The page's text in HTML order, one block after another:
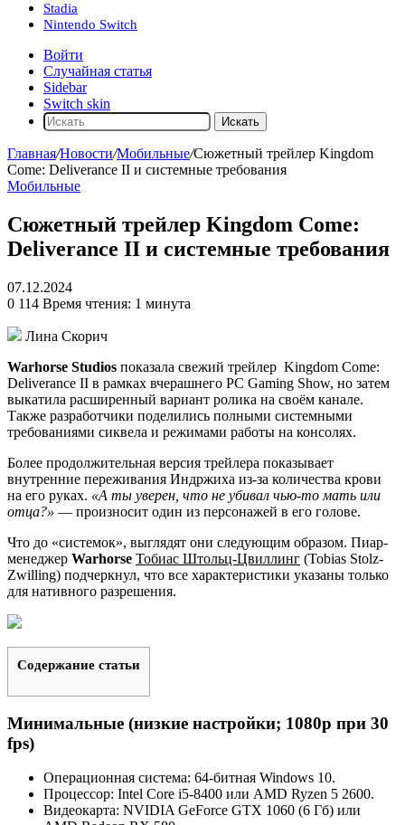
Stadia
Nintendo Switch
Войти
Случайная статья
Sidebar
Switch skin
Искать
Главная/Новости/Мобильные/Сюжетный трейлер Kingdom
Come: Deliverance II и системные требования
Мобильные
Сюжетный трейлер Kingdom Come:
Deliverance II и системные требования
07.12.2024
0 114 Время чтения: 1 минута
Лина Скорич
Warhorse Studios показала свежий трейлер Kingdom Come:
Deliverance II в рамках вчерашнего PC Gaming Show, но затем
выкатила расширенный вариант ролика на своём канале.
Также разработчики поделились полными системными
требованиями сиквела и режимами работы на консолях.
Более продолжительная версия трейлера показывает
внутренние переживания Индржиха из-за количества крови
на его руках. «А ты уверен, что не убивал чью-то мать или
отца?» — произносит один из персонажей в его голове.
Что до «системок», выглядят они следующим образом. Пиар-
менеджер Warhorse Тобиас Штольц-Цвиллинг (Tobias Stolz-
Zwilling) подчеркнул, что все характеристики указаны только
для нативного разрешения.
Содержание статьи
Минимальные (низкие настройки; 1080p при 30
fps)
Операционная система: 64-битная Windows 10.
Процессор: Intel Core i5-8400 или AMD Ryzen 5 2600.
Видеокарта: NVIDIA GeForce GTX 1060 (6 Гб) или